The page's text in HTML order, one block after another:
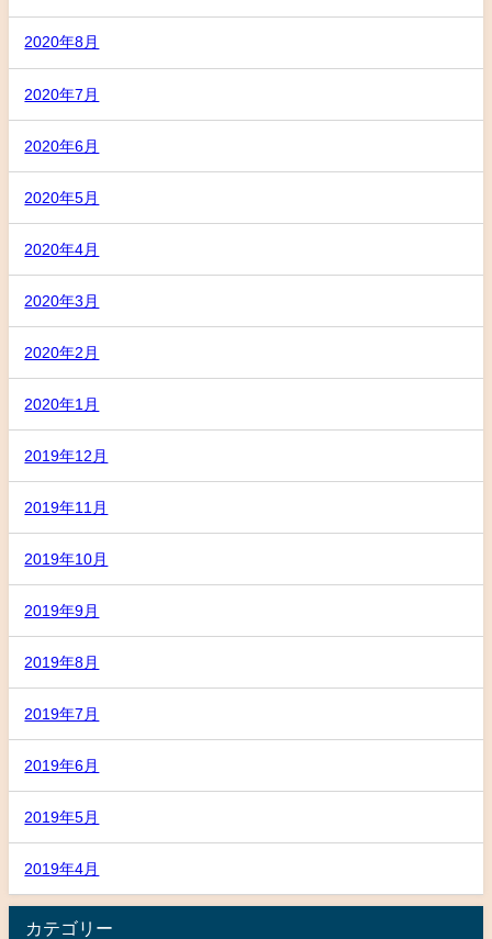
2020年8月
2020年7月
2020年6月
2020年5月
2020年4月
2020年3月
2020年2月
2020年1月
2019年12月
2019年11月
2019年10月
2019年9月
2019年8月
2019年7月
2019年6月
2019年5月
2019年4月
カテゴリー